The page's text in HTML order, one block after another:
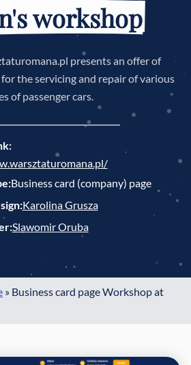
workshop
presents an offer of
the servicing and repair of various
of passenger cars.
Business card (company) page
Karolina Grusza
Slawomir Oruba
» Business card page Workshop at